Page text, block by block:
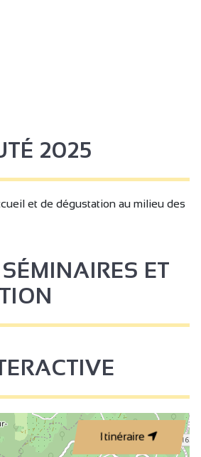
roulant avec aide
2025
et de dégustation au milieu des
ET
Itinéraire